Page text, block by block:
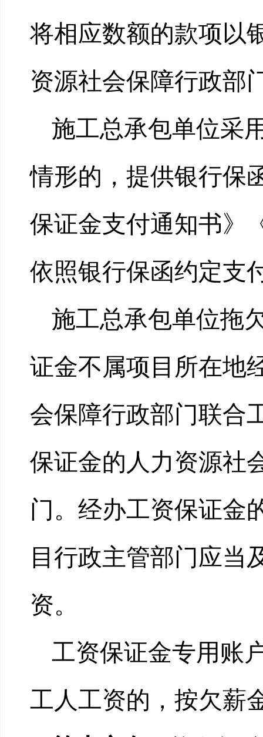
将相应数额的款项以
资源社会保障行政部
施工总承包单位采
情形的，提供银行保
保证金支付通知书》
依照银行保函约定支
施工总承包单位拖
证金不属项目所在地
会保障行政部门联合
保证金的人力资源社
门。经办工资保证金
目行政主管部门应当
资。
工资保证金专用账
工人工资的，按欠薪